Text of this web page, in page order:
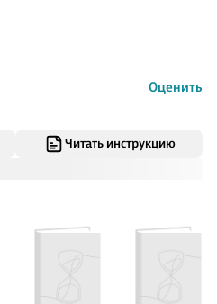
Читать инструкцию
Оценить